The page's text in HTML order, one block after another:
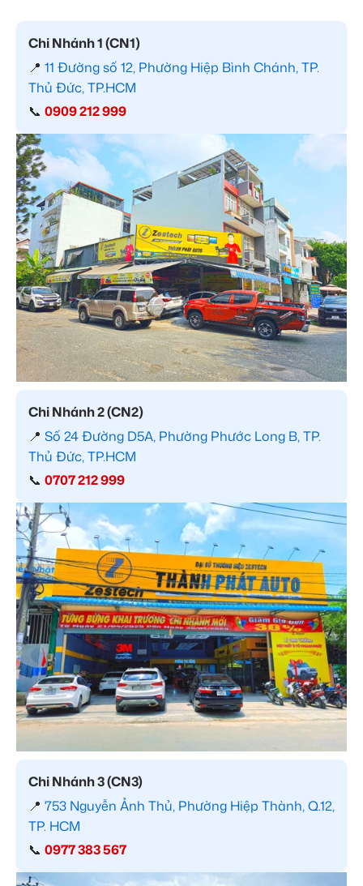
Chi Nhánh 1 (CN1)
📍 11 Đường số 12, Phường Hiệp Bình Chánh, TP.
Thủ Đức, TP.HCM
📞 0909 212 999
Chi Nhánh 2 (CN2)
📍 Số 24 Đường D5A, Phường Phước Long B, TP.
Thủ Đức, TP.HCM
📞 0707 212 999
Chi Nhánh 3 (CN3)
📍 753 Nguyễn Ảnh Thủ, Phường Hiệp Thành, Q.12,
TP. HCM
📞 0977 383 567